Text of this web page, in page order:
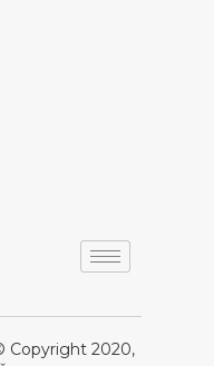
Copyright 2020,